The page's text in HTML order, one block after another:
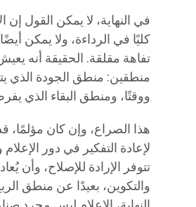
في النهاية، لا يمكن القول
كليًا في الرداءة، ولا يمكن
تفاهة مقلقة. الحقيقة أنه
منطقين: منطق الجودة الذي
ووقتًا، ومنطق البقاء الذي
هذا الصراع، وإن كان مؤلمًا،
لإعادة التفكير في دور
تتوفر الإرادة للإصلاح، وأن يُعاد
والتكوين، بعيدًا عن منطق